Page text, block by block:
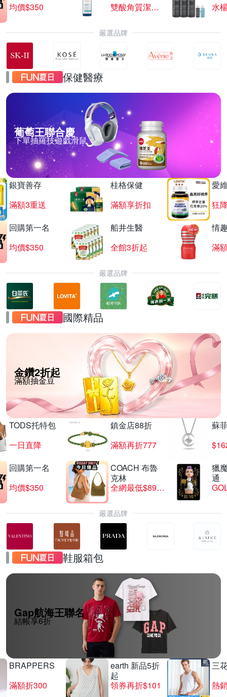
均價$350
雙酸角質潔膚露
水
嚴選品牌
保健醫療
葡萄王聯合慶
下單抽羅技遊戲滑鼠
銀寶善存
滿額3重送
桂格保健
滿額享折扣
愛
狂
回購第一名
均價$350
船井生醫
全館3折起
情
滿
嚴選品牌
國際精品
金鑽2折起
滿額抽金豆
TODS托特包
一日直降
鎮金店88折
滿額再折777
蘇
回購第一名
均價$350
COACH 布魯
克林
全網最低$8999
獵
通
嚴選品牌
鞋服箱包
Gap航海王聯名
結帳享6折
BRAPPERS
滿額折300
earth 新品5折
起
領券再折$101
三
熱